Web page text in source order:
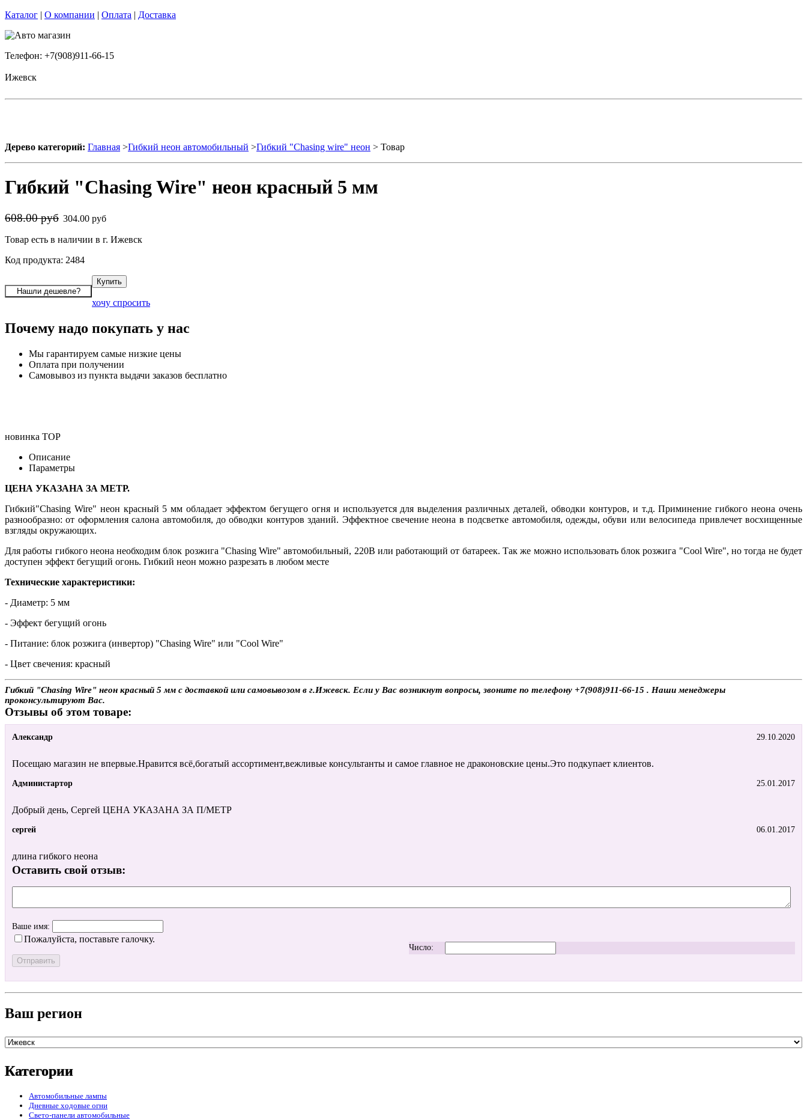
Каталог | О компании | Оплата | Доставка
Телефон: +7(908)911-66-15
Ижевск
Дерево категорий: Главная >Гибкий неон автомобильный >Гибкий "Chasing wire" неон > Товар
Гибкий "Chasing Wire" неон красный 5 мм
608.00 руб 304.00 руб
Товар есть в наличии в г. Ижевск
Код продукта: 2484
хочу спросить
Почему надо покупать у нас
Мы гарантируем самые низкие цены
Оплата при получении
Самовывоз из пункта выдачи заказов бесплатно
новинка TOP
Описание
Параметры
ЦЕНА УКАЗАНА ЗА МЕТР.
Гибкий"Chasing Wire" неон красный 5 мм обладает эффектом бегущего огня и используется для выделения различных деталей, обводки контуров, и т.д. Приминение гибкого неона очень
разнообразно: от оформления салона автомобиля, до обводки контуров зданий. Эффектное свечение неона в подсветке автомобиля, одежды, обуви или велосипеда привлечет восхищенные
взгляды окружающих.
Для работы гибкого неона необходим блок розжига "Chasing Wire" автомобильный, 220В или работающий от батареек. Так же можно использовать блок розжига "Cool Wire", но тогда не будет
доступен эффект бегущий огонь. Гибкий неон можно разрезать в любом месте
Технические характеристики:
- Диаметр: 5 мм
- Эффект бегущий огонь
- Питание: блок розжига (инвертор) "Chasing Wire" или "Cool Wire"
- Цвет свечения: красный
Гибкий "Chasing Wire" неон красный 5 мм с доставкой или самовывозом в г.Ижевск. Если у Вас возникнут вопросы, звоните по телефону +7(908)911-66-15 . Наши менеджеры
проконсультируют Вас.
Отзывы об этом товаре:
Александр 29.10.2020
Посещаю магазин не впервые.Нравится всё,богатый ассортимент,вежливые консультанты и самое главное не драконовские цены.Это подкупает клиентов.
Администартор 25.01.2017
Добрый день, Сергей ЦЕНА УКАЗАНА ЗА П/МЕТР
сергей 06.01.2017
длина гибкого неона
Оставить свой отзыв:
Ваше имя:
Пожалуйста, поставьте галочку.
Число:
Ваш регион
Категории
Автомобильные лампы
Дневные ходовые огни
Свето-панели автомобильные